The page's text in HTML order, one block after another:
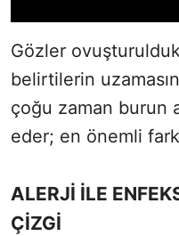
Gözler
belirtilerin
çoğu zaman burun
eder; en önemli fark
ALERJİ İLE
ÇİZGİ